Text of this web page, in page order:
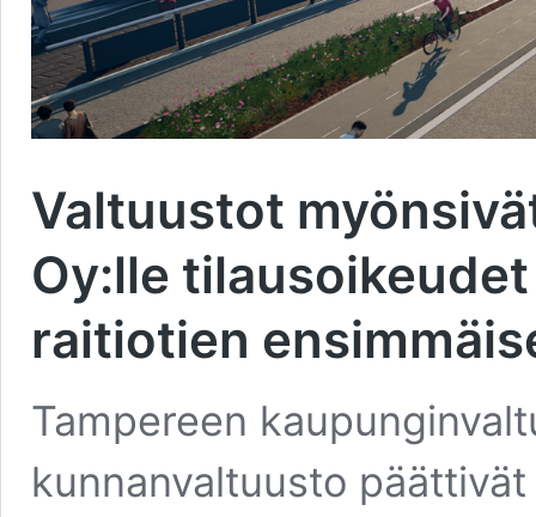
Valtuustot
Oy:lle
raitiotien
Tampereen
kunnanvaltuusto